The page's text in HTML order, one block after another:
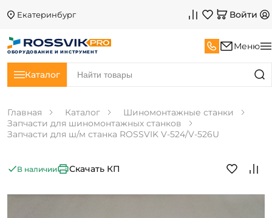
Екатеринбург Войти
ОБОРУДОВАНИЕ И ИНСТРУМЕНТ
Меню
Каталог
Главная Каталог
Шиномонтажные станки
Запчасти для шиномонтажных станков
Запчасти для ш/м станка ROSSVIK V-524/V-526U
В наличии Скачать КП